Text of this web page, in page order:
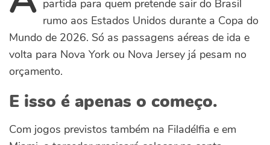
partida para quem pretende sair do Brasil
rumo aos Estados Unidos durante a Copa do
Mundo de 2026. Só as passagens aéreas de ida e
volta para Nova York ou Nova Jersey já pesam no
orçamento.
E isso é apenas o começo.
Com jogos previstos também na Filadélfia e em